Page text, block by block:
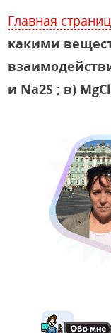
Главная
какими
и Na2S ; в)